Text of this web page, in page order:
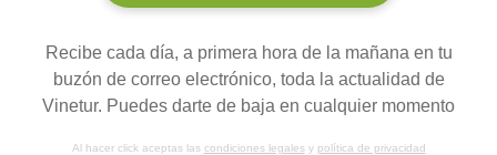
Recibe cada día, a primera hora de la mañana en tu
buzón de correo electrónico, toda la actualidad de
Vinetur. Puedes darte de baja en cualquier momento
Al hacer click aceptas las condiciones legalesy política de privacidad